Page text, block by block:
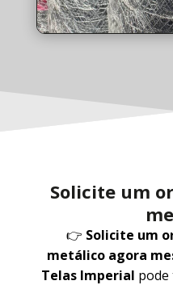
Solicite um
👉 Solicite um
metálico agora
Telas Imperial